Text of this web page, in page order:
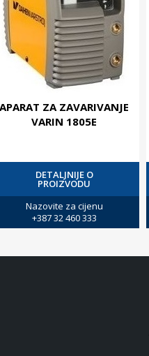
APARAT ZA ZAVARIVANJE
VARIN 1805E
DETALJNIJE O
PROIZVODU
Nazovite za cijenu
+387 32 460 333